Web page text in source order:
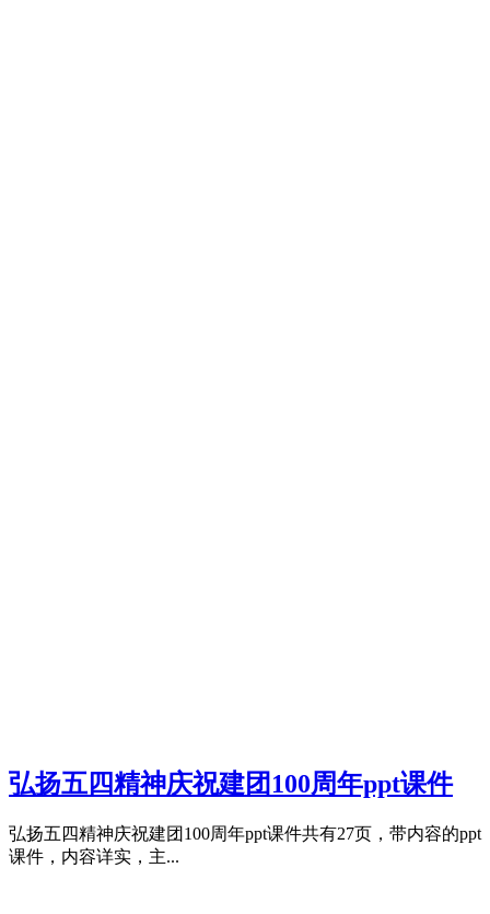
弘扬五四精神庆祝建团100周年ppt课件
弘扬五四精神庆祝建团100周年ppt课件共有27页，带内容的ppt
课件，内容详实，主...